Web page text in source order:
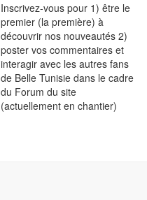
Inscrivez-vous pour 1) être le
premier (la première) à
découvrir nos nouveautés 2)
poster vos commentaires et
interagir avec les autres fans
de Belle Tunisie dans le cadre
du Forum du site
(actuellement en chantier)